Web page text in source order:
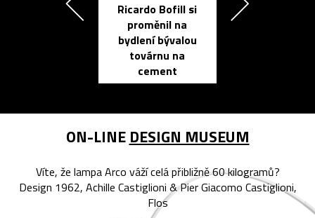
Ricardo Bofill si
proměnil na
bydlení bývalou
továrnu na
cement
ON-LINE DESIGN MUSEUM
Víte, že lampa Arco váží celá přibližně 60 kilogramů?
Design 1962, Achille Castiglioni & Pier Giacomo Castiglioni,
Flos